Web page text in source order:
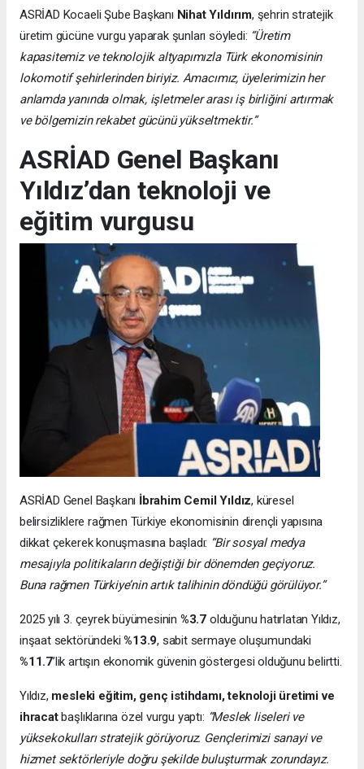
ASRİAD Kocaeli Şube Başkanı Nihat Yıldırım, şehrin stratejik
üretim gücüne vurgu yaparak şunları söyledi: “Üretim
kapasitemiz ve teknolojik altyapımızla Türk ekonomisinin
lokomotif şehirlerinden biriyiz. Amacımız, üyelerimizin her
anlamda yanında olmak, işletmeler arası iş birliğini artırmak
ve bölgemizin rekabet gücünü yükseltmektir.”
ASRİAD Genel Başkanı
Yıldız’dan teknoloji ve
eğitim vurgusu
ASRİAD Genel Başkanı İbrahim Cemil Yıldız, küresel
belirsizliklere rağmen Türkiye ekonomisinin dirençli yapısına
dikkat çekerek konuşmasına başladı: “Bir sosyal medya
mesajıyla politikaların değiştiği bir dönemden geçiyoruz.
Buna rağmen Türkiye’nin artık talihinin döndüğü görülüyor.”
2025 yılı 3. çeyrek büyümesinin %3.7 olduğunu hatırlatan Yıldız,
inşaat sektöründeki%13.9, sabit sermaye oluşumundaki
%11.7’lik artışın ekonomik güvenin göstergesi olduğunu belirtti.
Yıldız, mesleki eğitim, genç istihdamı, teknoloji üretimi ve
ihracatbaşlıklarına özel vurgu yaptı: “Meslek liseleri ve
yüksekokulları stratejik görüyoruz. Gençlerimizi sanayi ve
hizmet sektörleriyle doğru şekilde buluşturmak zorundayız.